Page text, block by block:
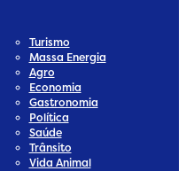
Turismo
Massa Energia
Agro
Economia
Gastronomia
Política
Saúde
Trânsito
Vida Animal